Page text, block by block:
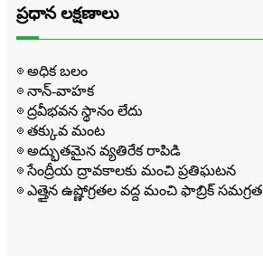
ప్రధాన లక్షణాలు
◎ అధిక బలం
◎ నాన్-వాహక
◎ ద్రవీభవన స్థానం లేదు
◎ తక్కువ మంట
◎ అద్భుతమైన వ్యతిరేక రాపిడి
◎ సేంద్రీయ ద్రావకాలకు మంచి ప్రతిఘటన
◎ ఎత్తైన ఉష్ణోగ్రతల వద్ద మంచి ఫాబ్రిక్ సమగ్రత